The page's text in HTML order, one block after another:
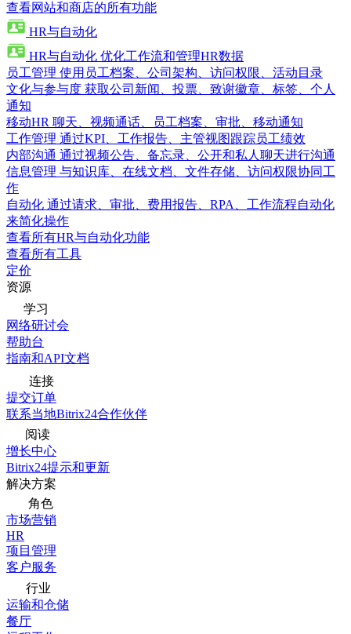
查看网站和商店的所有功能
HR与自动化
HR与自动化 优化工作流和管理HR数据
员工管理 使用员工档案、公司架构、访问权限、活动目录
文化与参与度 获取公司新闻、投票、致谢徽章、标签、个人
通知
移动HR 聊天、视频通话、员工档案、审批、移动通知
工作管理 通过KPI、工作报告、主管视图跟踪员工绩效
内部沟通 通过视频公告、备忘录、公开和私人聊天进行沟通
信息管理 与知识库、在线文档、文件存储、访问权限协同工
作
自动化 通过请求、审批、费用报告、RPA、工作流程自动化
来简化操作
查看所有HR与自动化功能
查看所有工具
定价
资源
学习
网络研讨会
帮助台
指南和API文档
连接
提交订单
联系当地Bitrix24合作伙伴
阅读
增长中心
Bitrix24提示和更新
解决方案
角色
市场营销
HR
项目管理
客户服务
行业
运输和仓储
餐厅